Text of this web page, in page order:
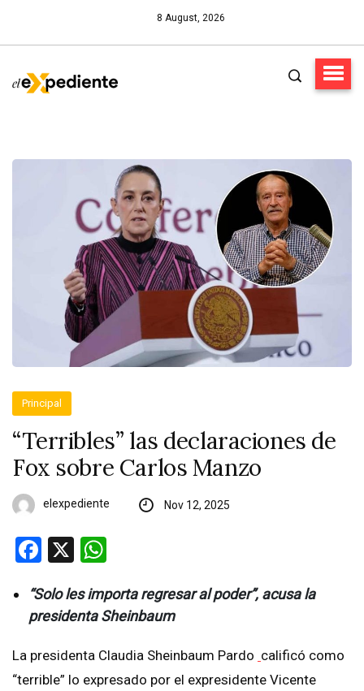
8 August, 2026
Principal
“Terribles” las declaraciones de
Fox sobre Carlos Manzo
elexpediente Nov 12, 2025
Facebook
X
“Solo les importa regresar al poder”, acusa la
presidenta Sheinbaum
La presidenta Claudia Sheinbaum Pardo calificó como
“terrible” lo expresado por el expresidente Vicente